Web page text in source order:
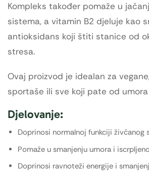
Kompleks također pomaže u
sistema, a vitamin B2 djeluje kao
antioksidans koji štiti stanice od
stresa.
Ovaj proizvod je idealan za
sportaše ili sve koji pate od
Djelovanje:
Doprinosi normalnoj funkciji živčanog
Pomaže u smanjenju umora i
Doprinosi ravnoteži energije i